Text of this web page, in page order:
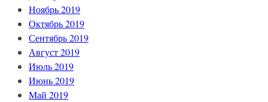
Ноябрь 2019
Октябрь 2019
Сентябрь 2019
Август 2019
Июль 2019
Июнь 2019
Май 2019